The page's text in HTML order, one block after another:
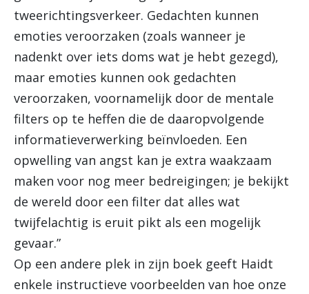
tweerichtingsverkeer. Gedachten kunnen
emoties veroorzaken (zoals wanneer je
nadenkt over iets doms wat je hebt gezegd),
maar emoties kunnen ook gedachten
veroorzaken, voornamelijk door de mentale
filters op te heffen die de daaropvolgende
informatieverwerking beïnvloeden. Een
opwelling van angst kan je extra waakzaam
maken voor nog meer bedreigingen; je bekijkt
de wereld door een filter dat alles wat
twijfelachtig is eruit pikt als een mogelijk
gevaar.”
Op een andere plek in zijn boek geeft Haidt
enkele instructieve voorbeelden van hoe onze